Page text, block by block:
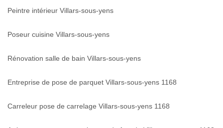
Peintre intérieur Villars-sous-yens
Poseur cuisine Villars-sous-yens
Rénovation salle de bain Villars-sous-yens
Entreprise de pose de parquet Villars-sous-yens 1168
Carreleur pose de carrelage Villars-sous-yens 1168